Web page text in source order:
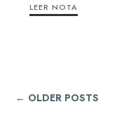
LEER NOTA
← OLDER POSTS